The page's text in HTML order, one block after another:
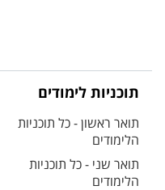
תוכניות לימודים
תואר ראשון - כל תוכניות
הלימודים
תואר שני - כל תוכניות
הלימודים